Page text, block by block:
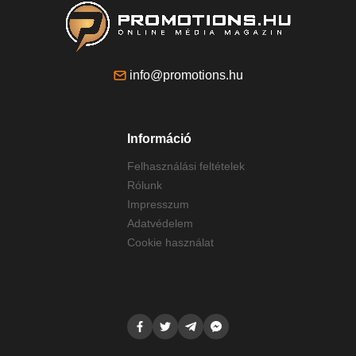
info@promotions.hu
Információ
Felhasználási feltételek
Rólunk
Impresszum
Adatvédelem
Cookie használat